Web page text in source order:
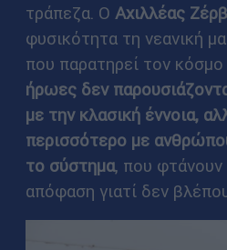
τράπεζα. Ο Αχιλλέας
φυσικότητα τη νεανική
που παρατηρεί τον
ήρωες δεν
με την κλασική έννοια,
περισσότερο με
το σύστημα, που φτάνουν
απόφαση γιατί δεν